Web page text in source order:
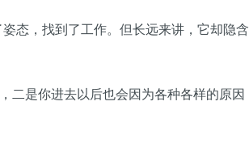
态，找到了工作。但长远来讲，它却隐含
二是你进去以后也会因为各种各样的原因